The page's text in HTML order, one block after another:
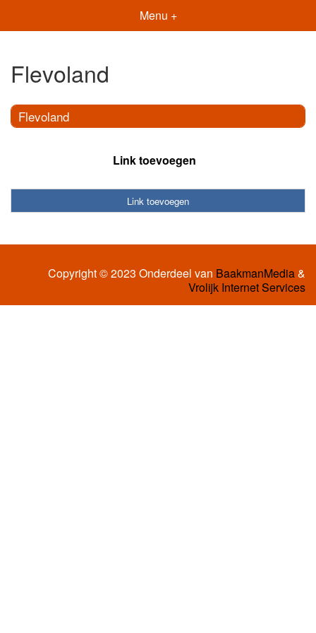
Menu +
Flevoland
Flevoland
Link toevoegen
Link toevoegen
Copyright © 2023 Onderdeel van BaakmanMedia&
Vrolijk Internet Services